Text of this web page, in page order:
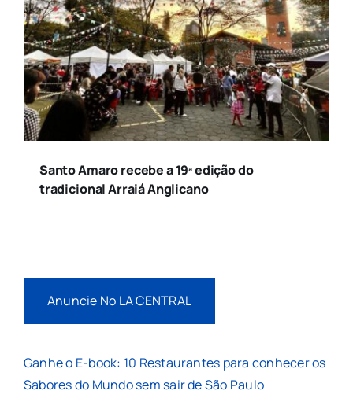
Santo Amaro recebe a 19ª edição do
tradicional Arraiá Anglicano
Anuncie No LA CENTRAL
Ganhe o E-book: 10 Restaurantes para conhecer os
Sabores do Mundo sem sair de São Paulo